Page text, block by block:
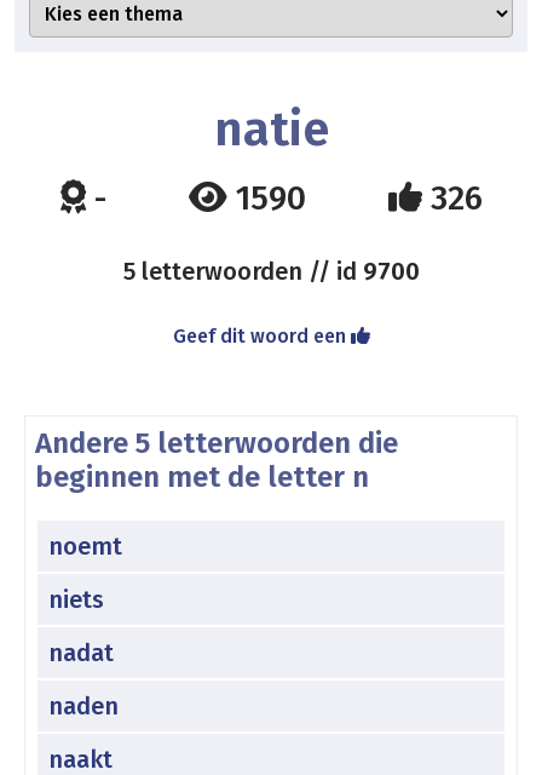
natie
- 1590 326
5 letterwoorden // id 9700
Geef dit woord een
Andere 5 letterwoorden die
beginnen met de letter n
noemt
niets
nadat
naden
naakt